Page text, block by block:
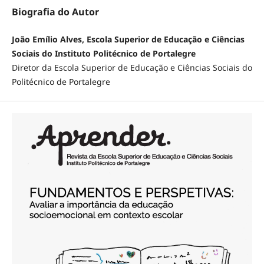
Biografia do Autor
João Emílio Alves, Escola Superior de Educação e Ciências
Sociais do Instituto Politécnico de Portalegre
Diretor da Escola Superior de Educação e Ciências Sociais do
Politécnico de Portalegre